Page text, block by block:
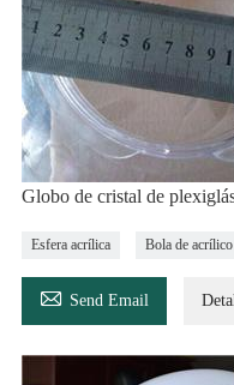
Globo de cristal de
Esfera acrílica Bola de acrílico
 Send Email